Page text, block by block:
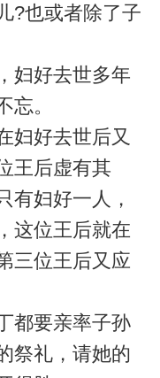
?也或者除了子
妇好去世多年
忘。
好去世后又
王后虚有其
有妇好一人，
这位王后就在
三位王后又应
要亲率子孙
祭礼，请她的